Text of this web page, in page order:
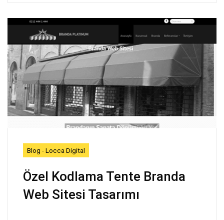
Blog - Locca Digital
Özel Kodlama Tente Branda
Web Sitesi Tasarımı